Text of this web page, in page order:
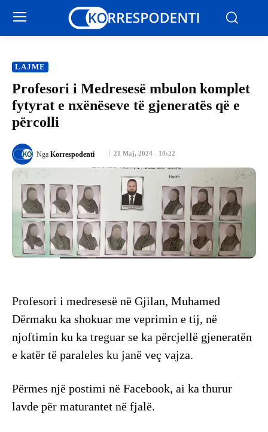
LAJME
Profesori i Medresesë mbulon komplet
fytyrat e nxënëseve të gjeneratës që e
përcolli
21 Maj, 2024 - 10:22
Nga Korrespodenti
Profesori i medresesë në Gjilan, Muhamed
Dërmaku ka shokuar me veprimin e tij, në
njoftimin ku ka treguar se ka përcjellë gjeneratën
e katër të paraleles ku janë veç vajza.
Përmes një postimi në Facebook, ai ka thurur
lavde për maturantet në fjalë.